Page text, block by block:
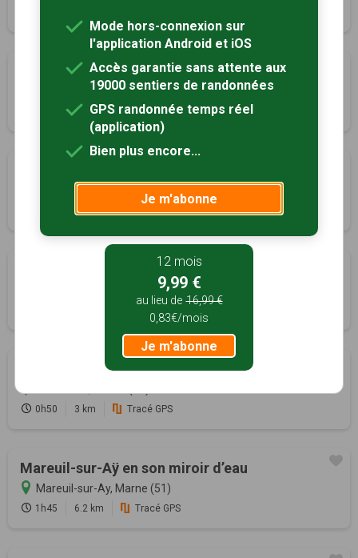
Circuit des bois, prairies et vignes de Germaine
Germaine, Marne (51)
5 km Tracé GPS
Hautvillers, Marne (51)
3.1 km Tracé GPS
La boucle des Rinsillons
Piedestal de Dom Pérignon
0h50 3 km Tracé GPS
Mareuil-sur-Aÿ en son miroir d’eau
Mareuil-sur-Ay, Marne (51)
1h45 6.2 km Tracé GPS
Mode hors-connexion sur
l'application Android et iOS
Accès garantie sans attente aux
19000 sentiers de randonnées
GPS randonnée temps réel
(application)
Bien plus encore...
Je m'abonne
12 mois
9,99 €
au lieu de 16,99 €
0,83€/mois
Je m'abonne